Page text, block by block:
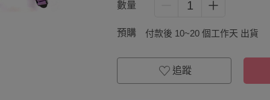
數量 1
預購 付款後 10~20 個工作天 出貨
追蹤